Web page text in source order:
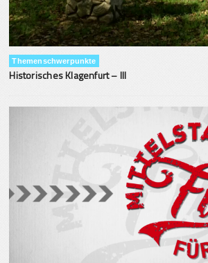
Themenschwerpunkte
Historisches Klagenfurt – III